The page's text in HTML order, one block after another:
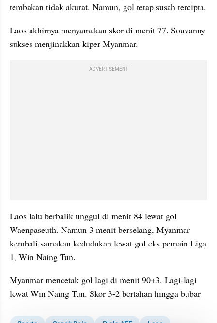
tembakan tidak akurat. Namun, gol tetap susah tercipta.
Laos akhirnya menyamakan skor di menit 77. Souvanny
sukses menjinakkan kiper Myanmar.
ADVERTISEMENT
Laos lalu berbalik unggul di menit 84 lewat gol
Waenpaseuth. Namun 3 menit berselang, Myanmar
kembali samakan kedudukan lewat gol eks pemain Liga
1, Win Naing Tun.
Myanmar mencetak gol lagi di menit 90+3. Lagi-lagi
lewat Win Naing Tun. Skor 3-2 bertahan hingga bubar.